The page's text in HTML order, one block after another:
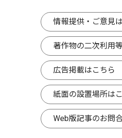
情報提供・ご意見
著作物の二次利用
広告掲載はこちら
紙面の設置場所は
Web版記事のお問